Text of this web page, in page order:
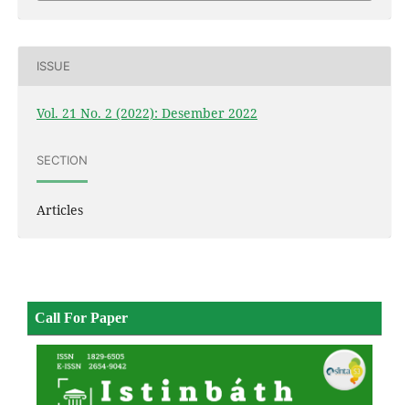
ISSUE
Vol. 21 No. 2 (2022): Desember 2022
SECTION
Articles
Call For Paper